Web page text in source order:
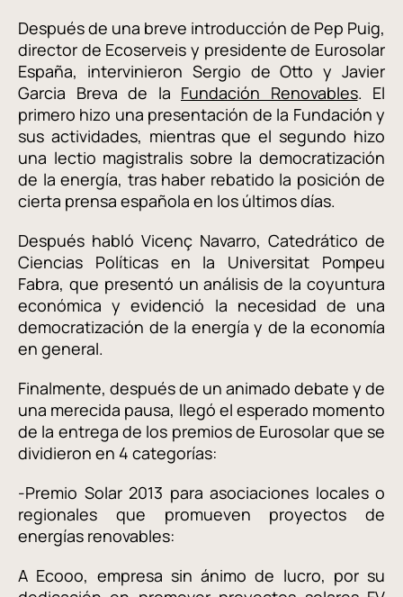
Después de una breve introducción de Pep Puig,
director de Ecoserveis y presidente de Eurosolar
España, intervinieron Sergio de Otto y Javier
Garcia Breva de la Fundación Renovables. El
primero hizo una presentación de la Fundación y
sus actividades, mientras que el segundo hizo
una lectio magistralis sobre la democratización
de la energía, tras haber rebatido la posición de
cierta prensa española en los últimos días.
Después habló Vicenç Navarro, Catedrático de
Ciencias Políticas en la Universitat Pompeu
Fabra, que presentó un análisis de la coyuntura
económica y evidenció la necesidad de una
democratización de la energía y de la economía
en general.
Finalmente, después de un animado debate y de
una merecida pausa, llegó el esperado momento
de la entrega de los premios de Eurosolar que se
dividieron en 4 categorías:
-Premio Solar 2013 para asociaciones locales o
regionales que promueven proyectos de
energías renovables:
A Ecooo, empresa sin ánimo de lucro, por su